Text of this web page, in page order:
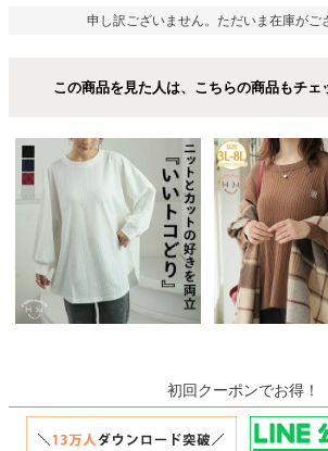
申し訳ございません。ただいま在庫がご
この商品を見た人は、こちらの商品もチェ
初回クーポンでお得！